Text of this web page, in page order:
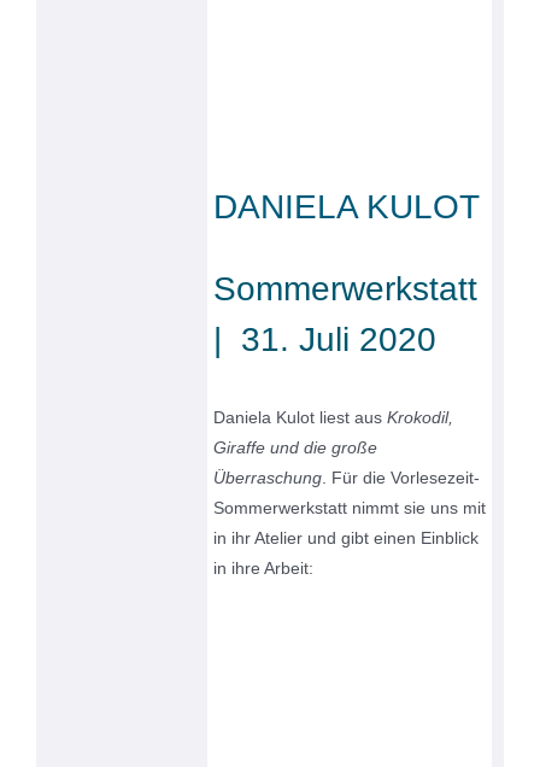
DANIELA KULOT
Sommerwerkstatt
| 31. Juli 2020
Daniela Kulot liest ausKrokodil,
Giraffe und die große
Überraschung . Für die Vorlesezeit-
Sommerwerkstatt nimmt sie uns mit
in ihr Atelier und gibt einen Einblick
in ihre Arbeit: